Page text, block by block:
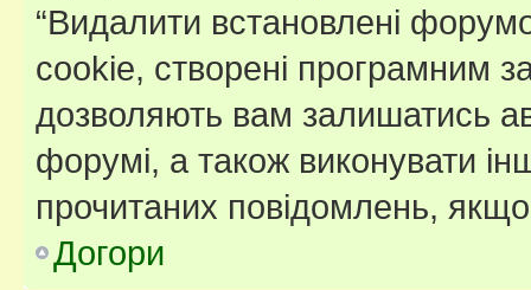
“Видалити встановлені
cookie, створені програмним
дозволяють вам залишатись
форумі, а також виконувати
прочитаних повідомлень,
Догори